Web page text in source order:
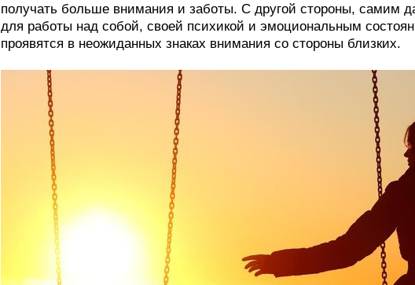
получать больше внимания и заботы. С другой стороны, самим
для работы над собой, своей психикой и эмоциональным
проявятся в неожиданных знаках внимания со стороны близких.